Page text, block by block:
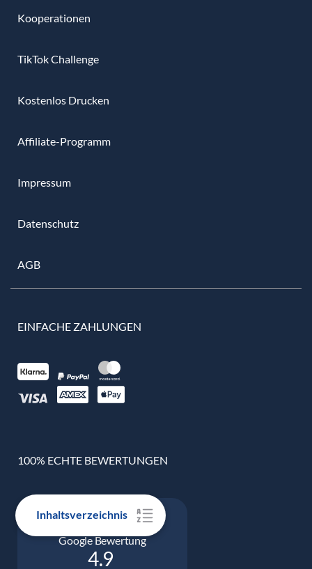
Inhaltsverzeichnis
Kooperationen
TikTok Challenge
Kostenlos Drucken
Affiliate-Programm
Impressum
Datenschutz
AGB
EINFACHE ZAHLUNGEN
100% ECHTE BEWERTUNGEN
Google Bewertung
4.9